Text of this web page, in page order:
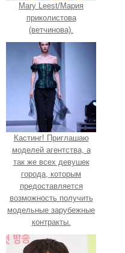
Mary Leest/Мария
приколистова
(ветчинова).
Кастинг! Приглашаю
моделей агентства, а
так же всех девушек
города, которым
предоставляется
возможность получить
модельные зарубежные
контракты.